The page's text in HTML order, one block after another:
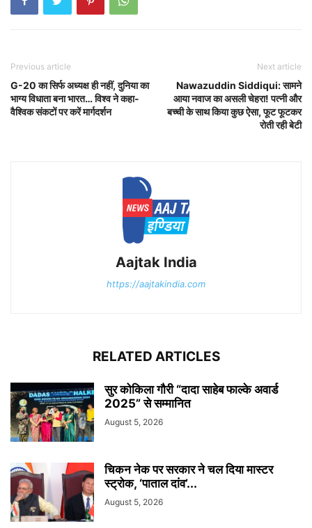
Previous article
G-20 का सिर्फ अध्यक्ष ही नहीं, दुनिया का
भाग्य विधाता बना भारत… विश्व ने कहा-
वैश्विक संकटों पर करें मार्गदर्शन
Next article
Nawazuddin Siddiqui: सामने
आया नवाज का असली चेहरा! पत्नी और
बच्ची के साथ किया कुछ ऐसा, फूट फूटकर
रोती रही बेटी
Aajtak India
https://aajtakindia.com
RELATED ARTICLES
सुर कोकिला गौरी “दादा साहेब फाल्के अवार्ड
2025” से सम्मानित
August 5, 2026
चिकन नेक पर सरकार ने चल दिया मास्टर
स्ट्रोक, ‘पाताल दांव’...
August 5, 2026